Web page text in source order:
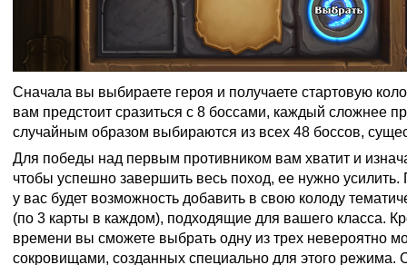
Сначала вы выбираете героя и получаете стартовую
вам предстоит сразиться с 8 боссами, каждый сложнее
случайным образом выбираются из всех 48 боссов,
Для победы над первым противником вам хватит и
чтобы успешно завершить весь поход, ее нужно
у вас будет возможность добавить в свою колоду
(по 3 карты в каждом), подходящие для вашего класса.
времени вы сможете выбрать одну из трех невероятно
сокровищами, созданных специально для этого режима.